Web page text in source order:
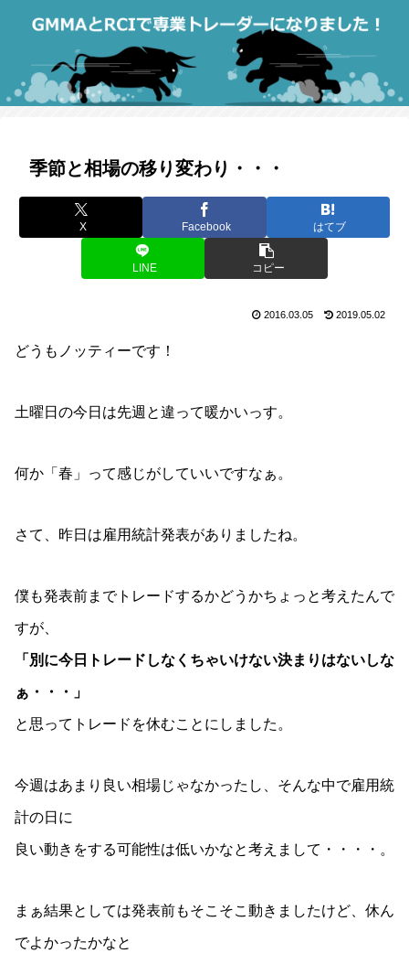
季節と相場の移り変わり・・・
X Facebook はてブ
LINE コピー
2016.03.05 2019.05.02
どうもノッティーです！
土曜日の今日は先週と違って暖かいっす。
何か「春」って感じがしていいですなぁ。
さて、昨日は雇用統計発表がありましたね。
僕も発表前までトレードするかどうかちょっと考えたんで
すが、
「別に今日トレードしなくちゃいけない決まりはないしな
ぁ・・・」
と思ってトレードを休むことにしました。
今週はあまり良い相場じゃなかったし、そんな中で雇用統
計の日に
良い動きをする可能性は低いかなと考えまして・・・・。
まぁ結果としては発表前もそこそこ動きましたけど、休ん
でよかったかなと